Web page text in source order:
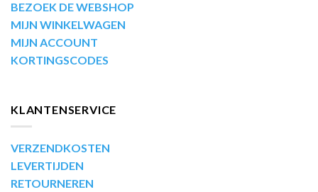
BEZOEK DE WEBSHOP
MIJN WINKELWAGEN
MIJN ACCOUNT
KORTINGSCODES
KLANTENSERVICE
VERZENDKOSTEN
LEVERTIJDEN
RETOURNEREN